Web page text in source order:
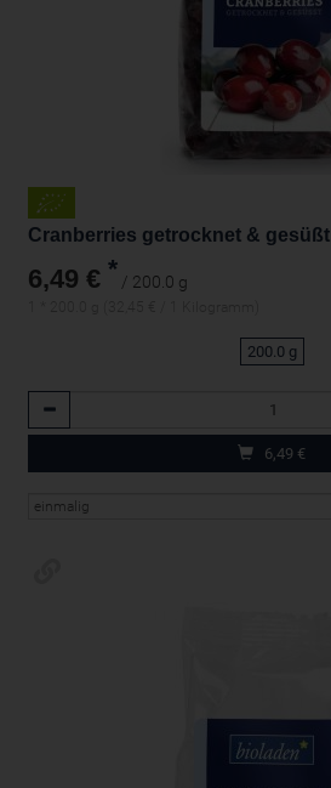
Cranberries getrocknet & gesüßt
6,49 € * / 200.0 g
200.0 g
6,49 €